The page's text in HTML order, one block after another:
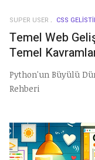
SUPER USER CSS
Temel Web
Temel
Python'un Büyülü
Rehberi